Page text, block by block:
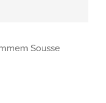
Sousse